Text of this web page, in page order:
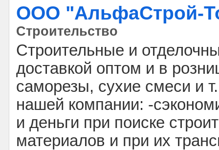
ООО "АльфаСтрой-
Строительство
Строительные и
доставкой оптом и в
саморезы, сухие смеси и
нашей компании: -
и деньги при поиске
материалов и при их